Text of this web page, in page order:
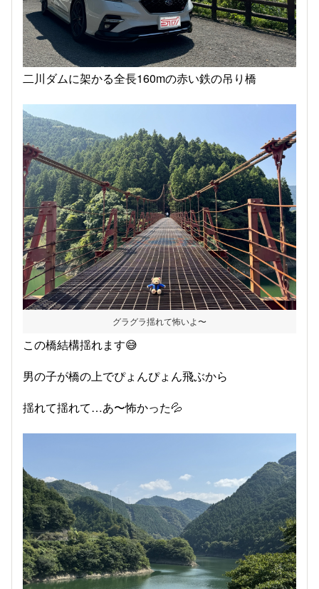
二川ダムに架かる全長160mの赤い鉄の吊り橋
グラグラ揺れて怖いよ〜
この橋結構揺れます😅
男の子が橋の上でぴょんぴょん飛ぶから
揺れて揺れて…あ〜怖かった💦